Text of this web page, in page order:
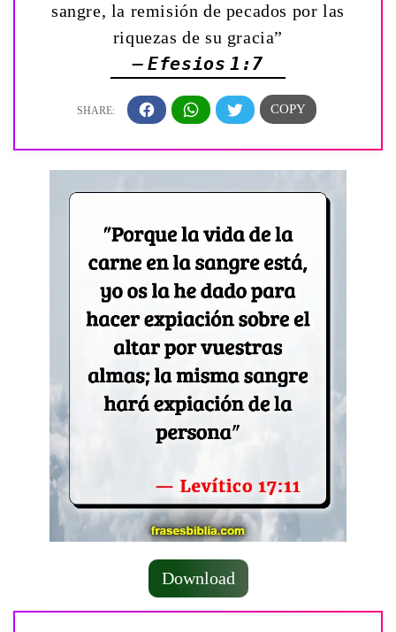
sangre, la remisión de pecados por las
riquezas de su gracia”
— Efesios 1:7
Download